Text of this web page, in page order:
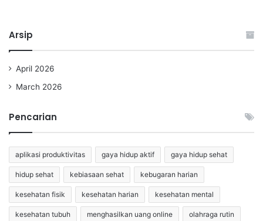
Arsip
April 2026
March 2026
Pencarian
aplikasi produktivitas gaya hidup aktif gaya hidup sehat
hidup sehat kebiasaan sehat kebugaran harian
kesehatan fisik kesehatan harian kesehatan mental
kesehatan tubuh menghasilkan uang online olahraga rutin